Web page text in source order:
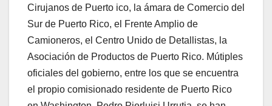
Cirujanos de Puerto ico, la ámara de Comercio del
Sur de Puerto Rico, el Frente Amplio de
Camioneros, el Centro Unido de Detallistas, la
Asociación de Productos de Puerto Rico. Mútiples
oficiales del gobierno, entre los que se encuentra
el propio comisionado residente de Puerto Rico